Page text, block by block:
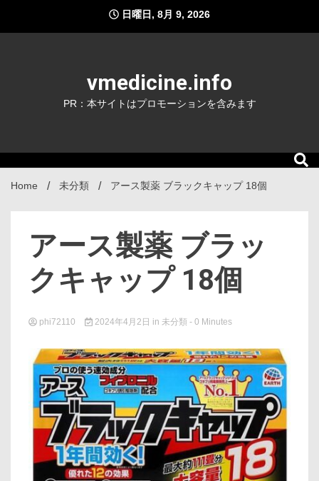
content
日曜日, 8月 9, 2026
vmedicine.info
PR：本サイトはプロモーションを含みます
Home 未分類 アース製薬 ブラックキャップ 18個
アース製薬 ブラッ
クキャップ 18個
phi72110 2024年4月2日 in 未分類 - 0 Minutes